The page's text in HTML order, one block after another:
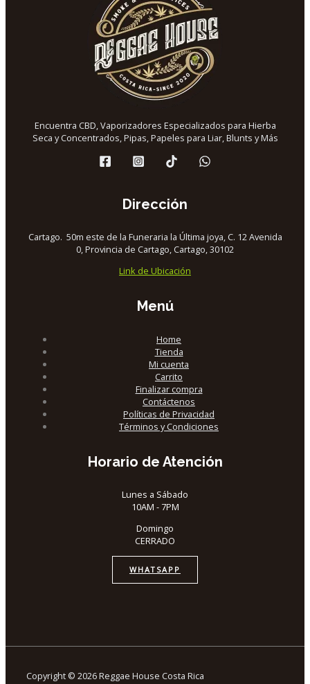
Encuentra CBD, Vaporizadores Especializados para Hierba
Seca y Concentrados, Pipas, Papeles para Liar, Blunts y Más
Dirección
Cartago. 50m este de la Funeraria la Última joya, C. 12 Avenida
0, Provincia de Cartago, Cartago, 30102
Link de Ubicación
Menú
Home
Tienda
Mi cuenta
Carrito
Finalizar compra
Contáctenos
Políticas de Privacidad
Términos y Condiciones
Horario de Atención
Lunes a Sábado
10AM - 7PM
Domingo
CERRADO
WHATSAPP
Copyright © 2026 Reggae House Costa Rica